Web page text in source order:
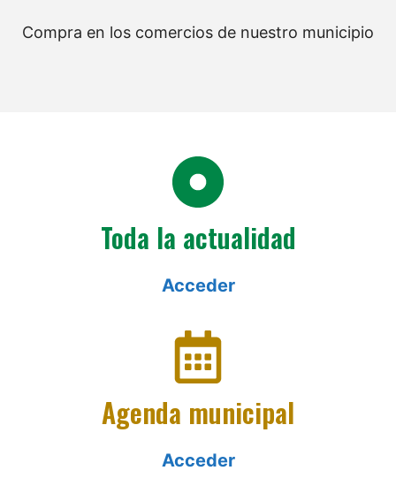
Compra en los comercios de nuestro municipio
Toda la actualidad
Acceder
Agenda municipal
Acceder